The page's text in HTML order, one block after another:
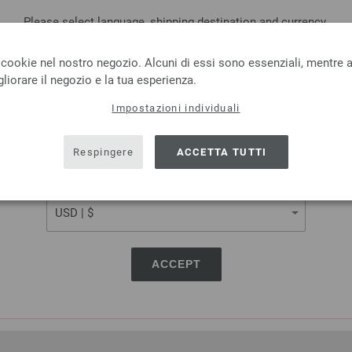
Please select language, shipping destination and currency.
SHIPPING TO
USA - The United States of America
ACCEPT
nel nostro negozio. Alcuni di essi sono essenziali, mentre
il negozio e la tua esperienza.
Impostazioni individuali
Respingere ACCETTA TUTTI
SILKHAIR
% Mohair, 30 % Seta
6,64 € - 8,36 €
di spedizione, Prezzo di base:
LINARTE
30 % Cotone, 20 % Lino, 40 %
Dimensioni d’aghi: 4 -
3,28 €RRP: